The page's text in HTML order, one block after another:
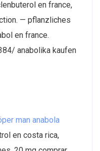
en france,
— pflanzliches
en france.
anabolika kaufen
man anabola
en costa rica,